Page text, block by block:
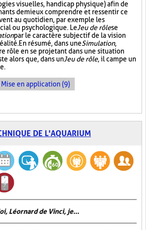
visuelles, handicap physique) afin de
de mieux comprendre et ressentir ce
au quotidien, par exemple les
ou psychologique. LeJeu de rôlese
par le caractère subjectif de la vision
En résumé, dans uneSimulation,
rôle en se projetant dans une situation
alors que, dans unJeu de rôle, il campe un
Mise en application (9)
DE L'AQUARIUM
Léornard de Vinci, je...